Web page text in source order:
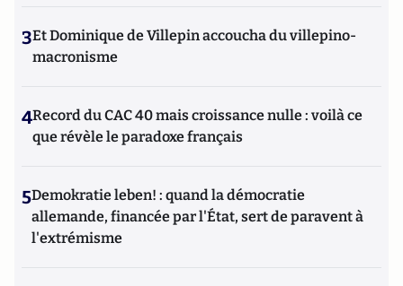
3Et Dominique de Villepin accoucha du villepino-
macronisme
4Record du CAC 40 mais croissance nulle : voilà ce
que révèle le paradoxe français
5Demokratie leben! : quand la démocratie
allemande, financée par l'État, sert de paravent à
l'extrémisme